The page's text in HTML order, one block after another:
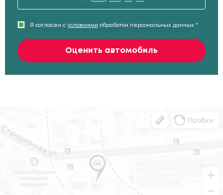
Я согласен с условиями обработки персональных данных *
Оценить автомобиль